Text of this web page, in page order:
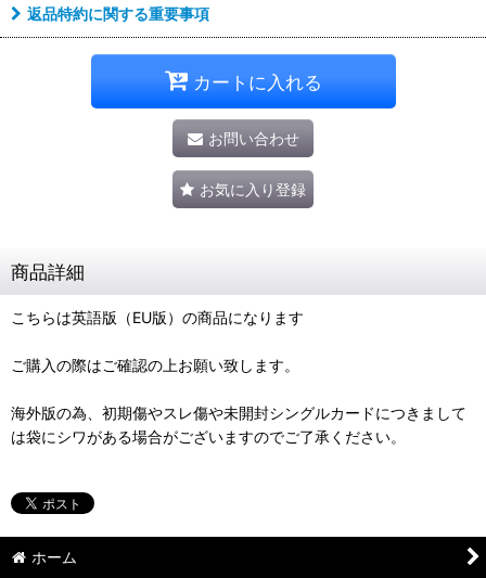
返品特約に関する重要事項
カートに入れる
お問い合わせ
お気に入り登録
商品詳細
こちらは英語版（EU版）の商品になります
ご購入の際はご確認の上お願い致します。
海外版の為、初期傷やスレ傷や未開封シングルカードにつきまして
は袋にシワがある場合がございますのでご了承ください。
ホーム